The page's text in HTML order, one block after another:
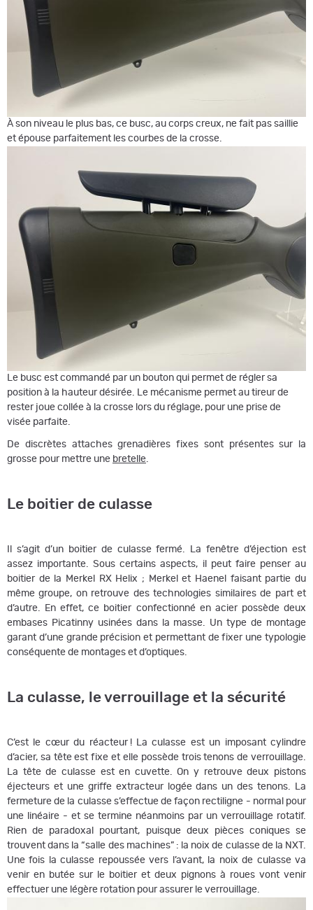
À son niveau le plus bas, ce busc, au corps creux, ne fait pas saillie
et épouse parfaitement les courbes de la crosse.
Le busc est commandé par un bouton qui permet de régler sa
position à la hauteur désirée. Le mécanisme permet au tireur de
rester joue collée à la crosse lors du réglage, pour une prise de
visée parfaite.
De discrètes attaches grenadières fixes sont présentes sur la
grosse pour mettre une bretelle.
Le boitier de culasse
Il s’agit d’un boitier de culasse fermé. La fenêtre d’éjection est
assez importante. Sous certains aspects, il peut faire penser au
boitier de la Merkel RX Helix ; Merkel et Haenel faisant partie du
même groupe, on retrouve des technologies similaires de part et
d’autre. En effet, ce boitier confectionné en acier possède deux
embases Picatinny usinées dans la masse. Un type de montage
garant d’une grande précision et permettant de fixer une typologie
conséquente de montages et d’optiques.
La culasse, le verrouillage et la sécurité
C’est le cœur du réacteur ! La culasse est un imposant cylindre
d’acier, sa tête est fixe et elle possède trois tenons de verrouillage.
La tête de culasse est en cuvette. On y retrouve deux pistons
éjecteurs et une griffe extracteur logée dans un des tenons. La
fermeture de la culasse s’effectue de façon rectiligne - normal pour
une linéaire - et se termine néanmoins par un verrouillage rotatif.
Rien de paradoxal pourtant, puisque deux pièces coniques se
trouvent dans la “salle des machines” : la noix de culasse de la NXT.
Une fois la culasse repoussée vers l’avant, la noix de culasse va
venir en butée sur le boitier et deux pignons à roues vont venir
effectuer une légère rotation pour assurer le verrouillage.